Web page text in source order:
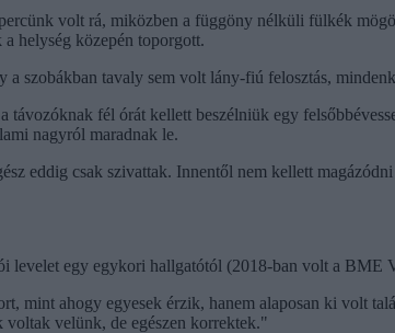
volt rá, miközben a függöny nélküli fülkék
helység közepén toporgott.
a szobákban tavaly sem volt lány-fiú felosztás,
távozóknak fél órát kellett beszélniük egy
nagyról maradnak le.
eddig csak szivattak. Innentől nem kellett
levelet egy egykori hallgatótól (2018-ban volt a
mint ahogy egyesek érzik, hanem alaposan ki volt
velünk, de egészen korrektek."